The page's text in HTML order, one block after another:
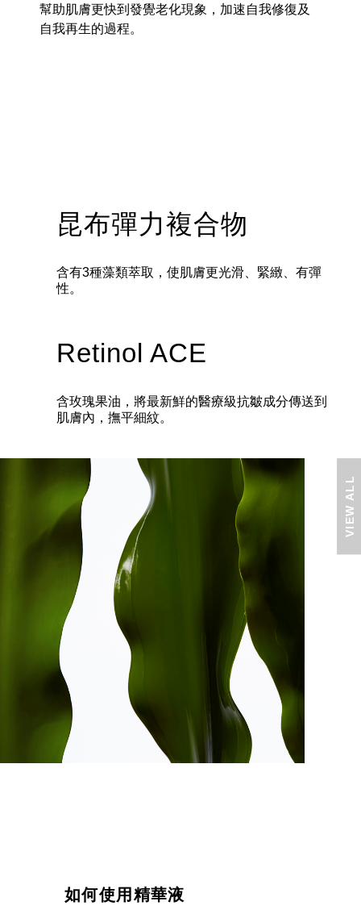
幫助肌膚更快到發覺老化現象，加速自我修復及
自我再生的過程。
昆布彈力複合物
含有3種藻類萃取，使肌膚更光滑、緊緻、有彈
性。
Retinol ACE
含玫瑰果油，將最新鮮的醫療級抗皺成分傳送到
肌膚內，撫平細紋。
VIEW ALL
如何使用精華液